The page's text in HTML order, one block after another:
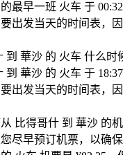
最早一班 火车 于
出发当天的时间表，
華沙 的 火车 什么时
華沙 的 火车 于 18:37
出发当天的时间表，
比得哥什 到 華沙 的机
尽早预订机票，以确